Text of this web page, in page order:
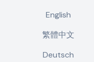
English
繁體中文
Deutsch